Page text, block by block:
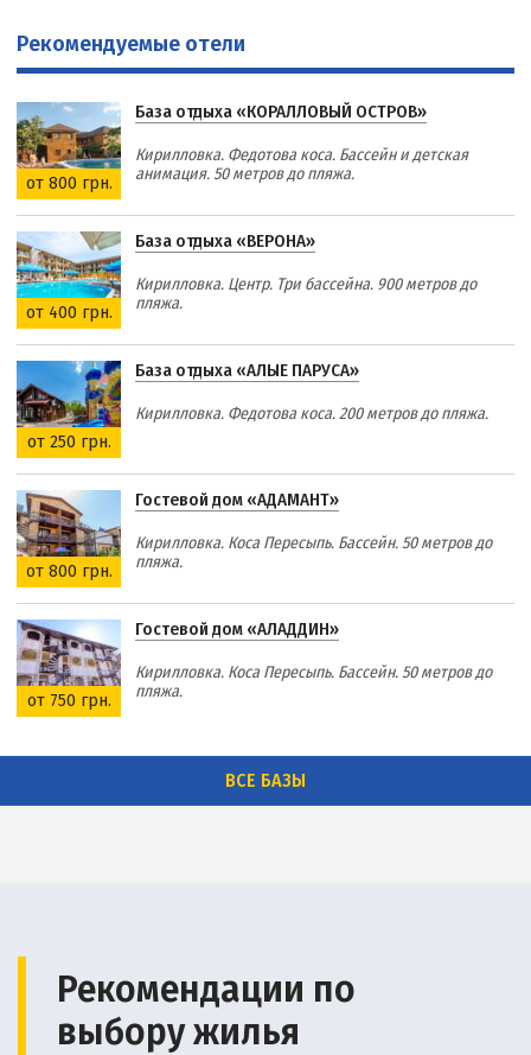
Рекомендуемые отели
от 800 грн.
База отдыха «КОРАЛЛОВЫЙ ОСТРОВ»
Кирилловка. Федотова коса. Бассейн и детская
анимация. 50 метров до пляжа.
от 400 грн.
База отдыха «ВЕРОНА»
Кирилловка. Центр. Три бассейна. 900 метров до
пляжа.
от 250 грн.
База отдыха «АЛЫЕ ПАРУСА»
Кирилловка. Федотова коса. 200 метров до пляжа.
от 800 грн.
Гостевой дом «АДАМАНТ»
Кирилловка. Коса Пересыпь. Бассейн. 50 метров до
пляжа.
от 750 грн.
Гостевой дом «АЛАДДИН»
Кирилловка. Коса Пересыпь. Бассейн. 50 метров до
пляжа.
ВСЕ БАЗЫ
Рекомендации по
выбору жилья